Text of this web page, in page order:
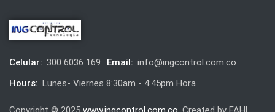
Celular: 300 6036 169 Email: info@ingcontrol.com.co
Hours: Lunes- Viernes 8:30am - 4:45pm Hora